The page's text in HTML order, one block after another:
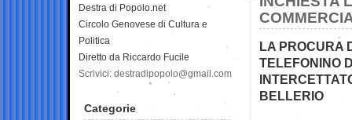
LA PROCURA
TELEFONINO
BELLERIO
Destra di Popolo.net
Circolo Genovese di Cultura e
Politica
Diretto da Riccardo Fucile
Scrivici: destradipopolo@gmail.com
Categorie